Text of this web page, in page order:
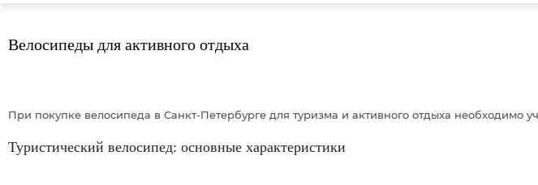
special price
Велосипеды для активного отдыха
При покупке велосипеда в Санкт-Петербурге для туризма и активного отдыха необходимо
Туристический велосипед: основные характеристики